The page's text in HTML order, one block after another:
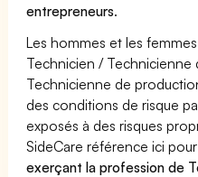
entrepreneurs.
Les hommes et les
Technicien /
Technicienne de
des conditions de risque
exposés à des risques
SideCare référence ici
exerçant la profession de